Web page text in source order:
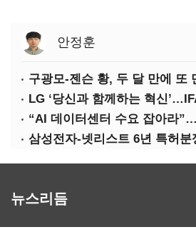
안정훈
뉴스리듬